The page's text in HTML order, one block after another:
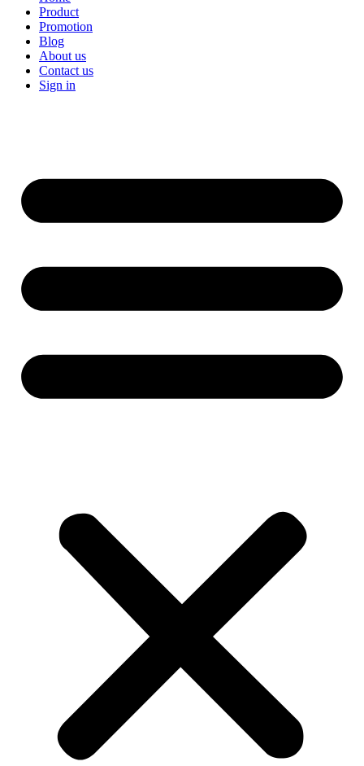
Product
Promotion
Blog
About us
Contact us
Sign in